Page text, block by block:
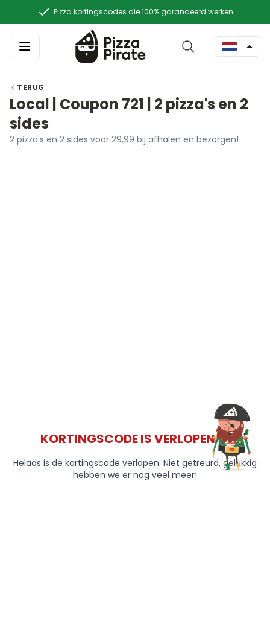
Pizza kortingscodes die 100% garandeerd werken
TERUG
Local | Coupon 721 | 2 pizza's en 2
sides
2 pizza's en 2 sides voor 29,99 bij afhalen en bezorgen!
KORTINGSCODE IS VERLOPEN 😞
Helaas is de kortingscode verlopen. Niet getreurd, gelukkig
hebben we er nog veel meer!